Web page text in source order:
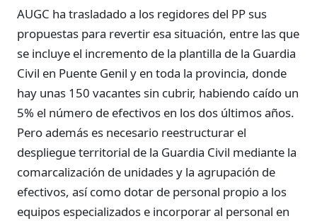
AUGC ha trasladado a los regidores del PP sus
propuestas para revertir esa situación, entre las que
se incluye el incremento de la plantilla de la Guardia
Civil en Puente Genil y en toda la provincia, donde
hay unas 150 vacantes sin cubrir, habiendo caído un
5% el número de efectivos en los dos últimos años.
Pero además es necesario reestructurar el
despliegue territorial de la Guardia Civil mediante la
comarcalización de unidades y la agrupación de
efectivos, así como dotar de personal propio a los
equipos especializados e incorporar al personal en